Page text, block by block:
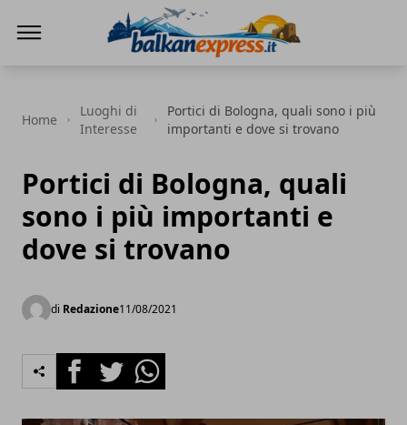
Home
Luoghi di
Interesse
Portici di Bologna, quali sono i più
importanti e dove si trovano
Portici di Bologna, quali
sono i più importanti e
dove si trovano
di Redazione11/08/2021
FacebookTwitterWhatsapp